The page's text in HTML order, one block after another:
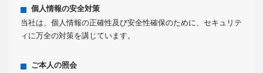
個人情報の安全対策
当社は、個人情報の正確性及び安全性確保のために、セキュリテ
ィに万全の対策を講じています。
ご本人の照会